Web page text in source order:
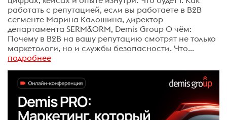
работать с репутацией, если вы работаете в B2B
сегменте Марина Калошина, директор
департамента SERM&ORM, Demis Group О чём:
Почему в B2B на вашу репутацию смотрят не только
маркетологи, но и службы безопасности. Что...
подробнее